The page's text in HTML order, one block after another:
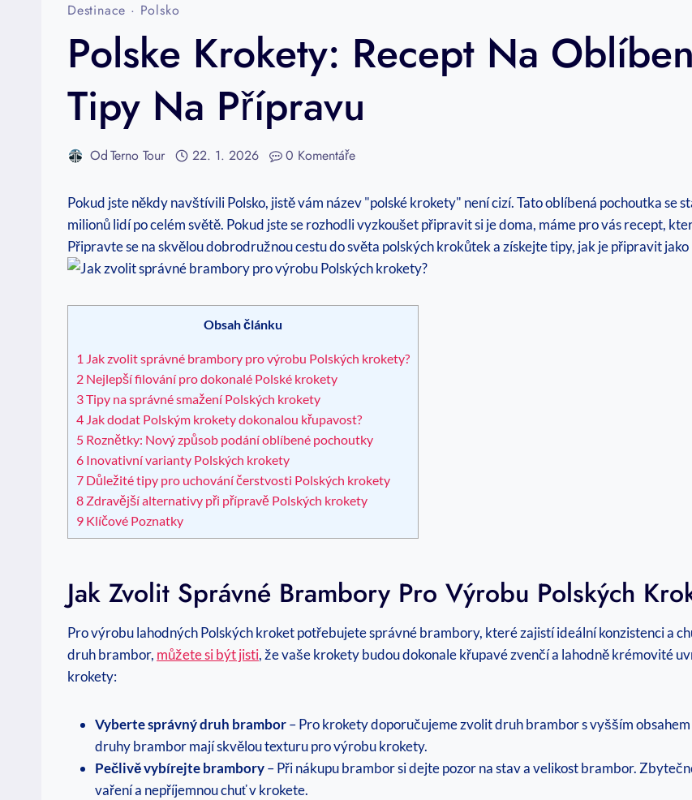
Destinace · Polsko
Polske Krokety: Recept Na
Tipy Na Přípravu
OdTerno Tour 22. 1. 2026 0 Komentáře
Pokud jste někdy navštívili Polsko, jistě vám název "polské krokety" není cizí. Tato oblíbená pochoutka se
milionů lidí po celém světě. Pokud jste se rozhodli vyzkoušet připravit si je doma, máme pro vás recept,
Připravte se na skvělou dobrodružnou cestu do světa polských krokůtek a získejte tipy, jak je připravit
Obsah článku
1 Jak zvolit správné brambory pro výrobu Polských krokety?
2 Nejlepší filování pro dokonalé Polské krokety
3Tipy na správné smažení Polských krokety
4 Jak dodat Polským krokety dokonalou křupavost?
5 Roznětky: Nový způsob podání oblíbené pochoutky
6 Inovativní varianty Polských krokety
7 Důležité tipy pro uchování čerstvosti Polských krokety
8 Zdravější alternativy při přípravě Polských krokety
9 Klíčové Poznatky
Jak Zvolit Správné Brambory Pro Výrobu Polských
Pro výrobu lahodných Polských kroket potřebujete správné brambory, které zajistí ideální konzistenci a
druh brambor, můžete si být jisti, že vaše krokety budou dokonale křupavé zvenčí a lahodně krémovité
krokety:
Vyberte správný druh brambor– Pro krokety doporučujeme zvolit druh brambor s vyšším
druhy brambor mají skvělou texturu pro výrobu krokety.
Pečlivě vybírejte brambory– Při nákupu brambor si dejte pozor na stav a velikost brambor.
vaření a nepříjemnou chuť v krokete.